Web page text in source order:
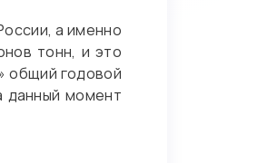
а именно
тонн, и это
общий годовой
данный момент